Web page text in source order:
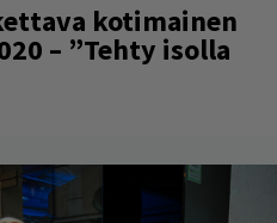
kotimainen
– ”Tehty isolla